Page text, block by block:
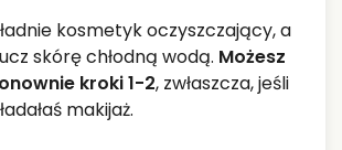
kosmetyk oczyszczający, a
skórę chłodną wodą. Możesz
kroki 1-2, zwłaszcza, jeśli
makijaż.